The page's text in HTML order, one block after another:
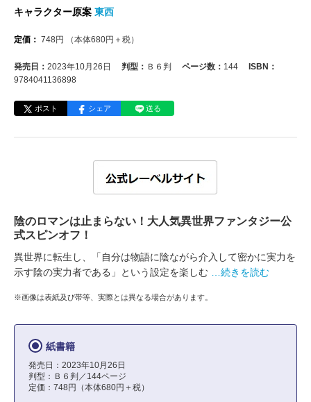
キャラクター原案 東西
定価： 748円 （本体680円＋税）
発売日： 2023年10月26日 判型： Ｂ６判 ページ数： 144
ISBN：
9784041136898
ポスト シェア 送る
陰のロマンは止まらない！大人気異世界ファンタジー公
式スピンオフ！
異世界に転生し、「自分は物語に陰ながら介入して密かに実力を
示す陰の実力者である」という設定を楽しむ
…続きを読む
※画像は表紙及び帯等、実際とは異なる場合があります。
紙書籍
発売日：2023年10月26日
判型：Ｂ６判／144ページ
定価：748円（本体680円＋税）